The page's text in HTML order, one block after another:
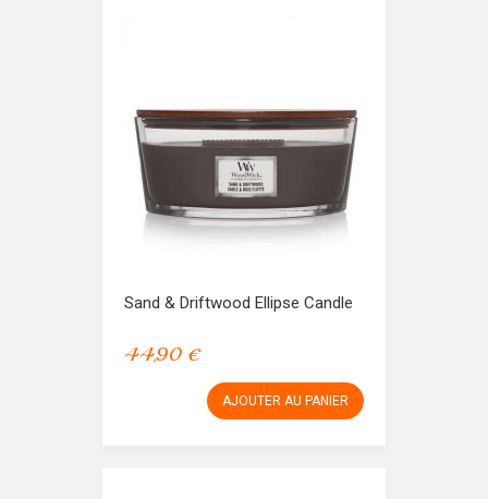
Sand & Driftwood Ellipse Candle
44,90 €
AJOUTER AU PANIER